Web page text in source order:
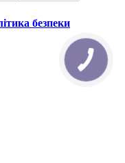
безпеки